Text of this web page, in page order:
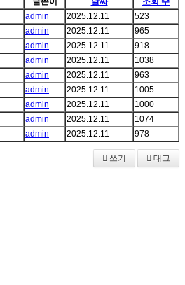
admin 2025.12.11
523
admin 2025.12.11
965
admin 2025.12.11
918
admin 2025.12.11
1038
admin 2025.12.11
963
admin 2025.12.11
1005
admin 2025.12.11
1000
admin 2025.12.11
1074
admin 2025.12.11 978
쓰기 태그